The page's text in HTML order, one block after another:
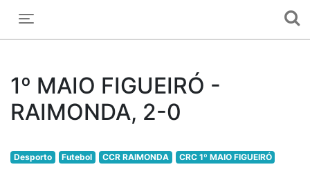
1º MAIO FIGUEIRÓ -
RAIMONDA, 2-0
Desporto Futebol CCR RAIMONDA CRC 1º MAIO FIGUEIRÓ